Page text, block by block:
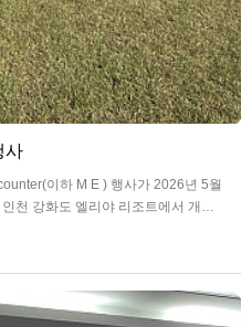
사
이하 M E ) 행사가 2026년 5월
천 강화도 엘리야 리조트에서 개…